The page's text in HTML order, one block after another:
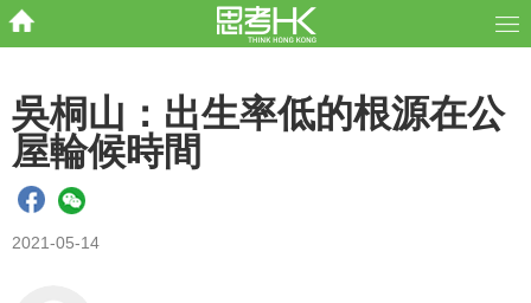
吳桐山：出生率低的根源在公
屋輪候時間
2021-05-14